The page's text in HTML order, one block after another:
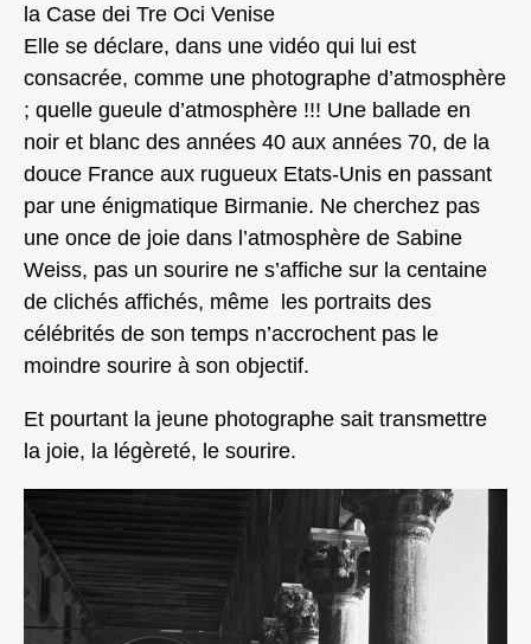
la Case dei Tre Oci Venise
Elle se déclare, dans une vidéo qui lui est
consacrée, comme une photographe d’atmosphère
; quelle gueule d’atmosphère !!! Une ballade en
noir et blanc des années 40 aux années 70, de la
douce France aux rugueux Etats-Unis en passant
par une énigmatique Birmanie. Ne cherchez pas
une once de joie dans l’atmosphère de Sabine
Weiss, pas un sourire ne s’affiche sur la centaine
de clichés affichés, même les portraits des
célébrités de son temps n’accrochent pas le
moindre sourire à son objectif.
Et pourtant la jeune photographe sait transmettre
la joie, la légèreté, le sourire.